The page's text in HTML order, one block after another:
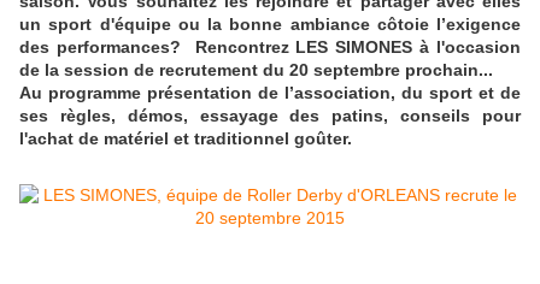
un sport d'équipe ou la bonne ambiance côtoie l’exigence
des performances? Rencontrez LES SIMONES à l'occasion
de la session de recrutement du 20 septembre prochain...
Au programme présentation de l’association, du sport et de
ses règles, démos, essayage des patins, conseils pour
l'achat de matériel et traditionnel goûter.